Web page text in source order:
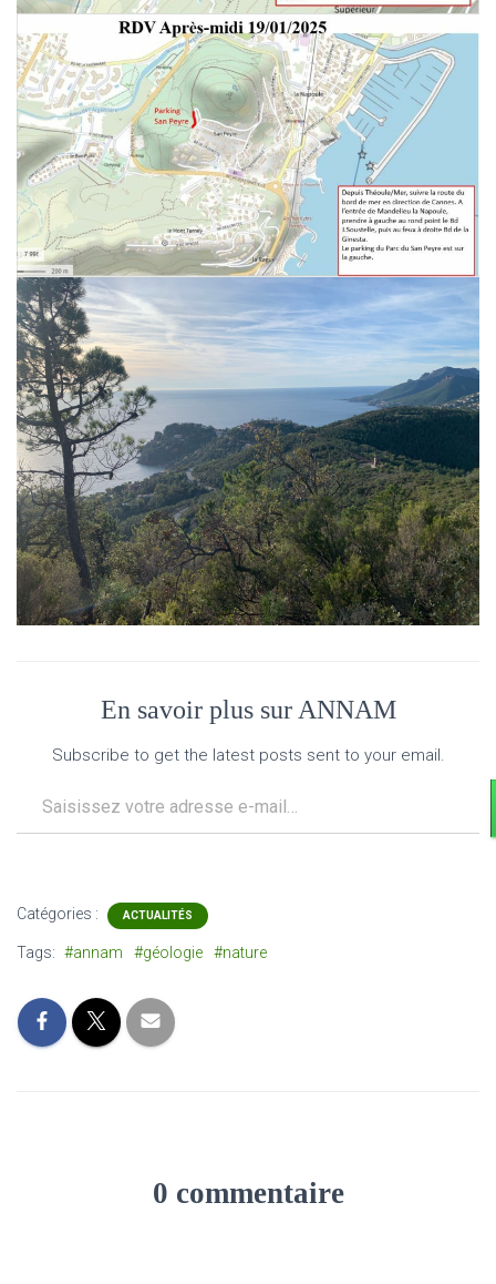
En savoir plus sur ANNAM
Subscribe to get the latest posts sent to your email.
Catégories : ACTUALITÉS
Tags: #annam #géologie #nature
0 commentaire